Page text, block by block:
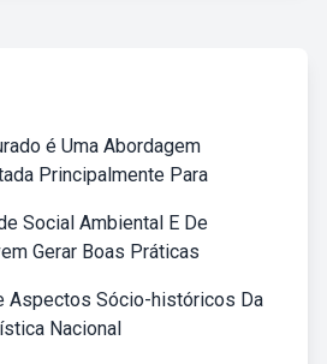
é Uma Abordagem
Principalmente Para
Social Ambiental E De
Gerar Boas Práticas
Aspectos Sócio-históricos Da
Nacional